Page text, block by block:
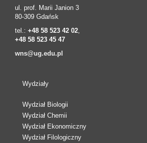
ul. prof. Marii Janion 3
80-309 Gdańsk
tel.: +48 58 523 42 02,
+48 58 523 45 47
wns@ug.edu.pl
Wydziały
Wydział Biologii
Wydział Chemii
Wydział Ekonomiczny
Wydział Filologiczny